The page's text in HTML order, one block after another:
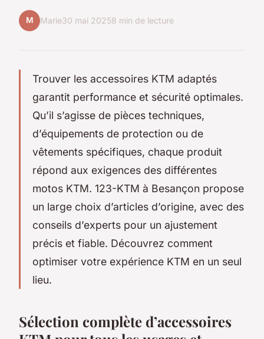
M Marie30 mai 20258 min de lecture
Trouver les accessoires KTM adaptés
garantit performance et sécurité optimales.
Qu’il s’agisse de pièces techniques,
d’équipements de protection ou de
vêtements spécifiques, chaque produit
répond aux exigences des différentes
motos KTM. 123-KTM à Besançon propose
un large choix d’articles d’origine, avec des
conseils d’experts pour un ajustement
précis et fiable. Découvrez comment
optimiser votre expérience KTM en un seul
lieu.
Sélection complète d’accessoires